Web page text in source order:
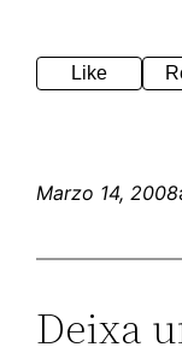
Like
Marzo 14, 2008
Deixa